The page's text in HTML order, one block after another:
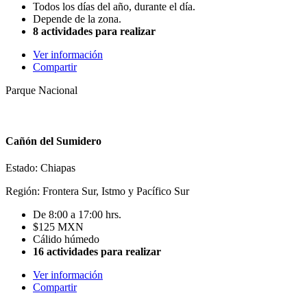
Todos los días del año, durante el día.
Depende de la zona.
8 actividades para realizar
Ver información
Compartir
Parque Nacional
Cañón del Sumidero
Estado: Chiapas
Región: Frontera Sur, Istmo y Pacífico Sur
De 8:00 a 17:00 hrs.
$125 MXN
Cálido húmedo
16 actividades para realizar
Ver información
Compartir